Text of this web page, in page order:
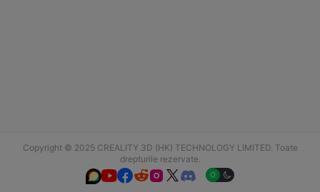
Copyright © 2025 CREALITY 3D (HK) TECHNOLOGY LIMITED. Toate
drepturile rezervate.
  